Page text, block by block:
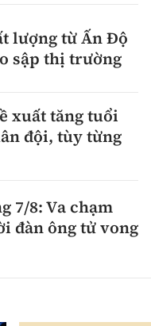
lượng từ Ấn Độ
sập thị trường
xuất tăng tuổi
đội, tùy từng
7/8: Va chạm
đàn ông tử vong